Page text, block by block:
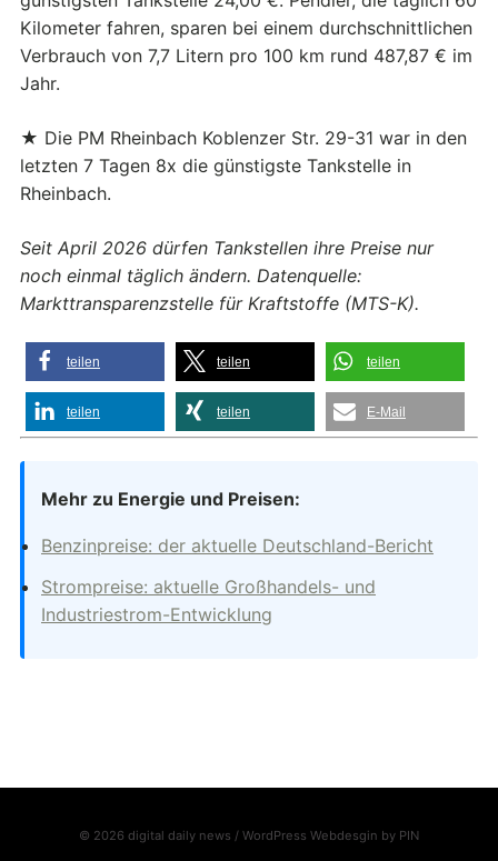
Kilometer fahren, sparen bei einem durchschnittlichen
Verbrauch von 7,7 Litern pro 100 km rund 487,87 € im
Jahr.
★ Die PM Rheinbach Koblenzer Str. 29-31 war in den
letzten 7 Tagen 8x die günstigste Tankstelle in
Rheinbach.
Seit April 2026 dürfen Tankstellen ihre Preise nur
noch einmal täglich ändern. Datenquelle:
Markttransparenzstelle für Kraftstoffe (MTS-K).
teilen teilen teilen
teilen teilen E-Mail
Mehr zu Energie und Preisen:
Benzinpreise: der aktuelle Deutschland-Bericht
Strompreise: aktuelle Großhandels- und
Industriestrom-Entwicklung
© 2026 digital daily news / WordPress Webdesgin by PIN